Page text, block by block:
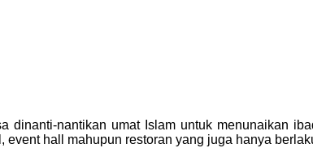
dinanti-nantikan umat Islam untuk menunaikan
hall mahupun restoran yang juga hanya